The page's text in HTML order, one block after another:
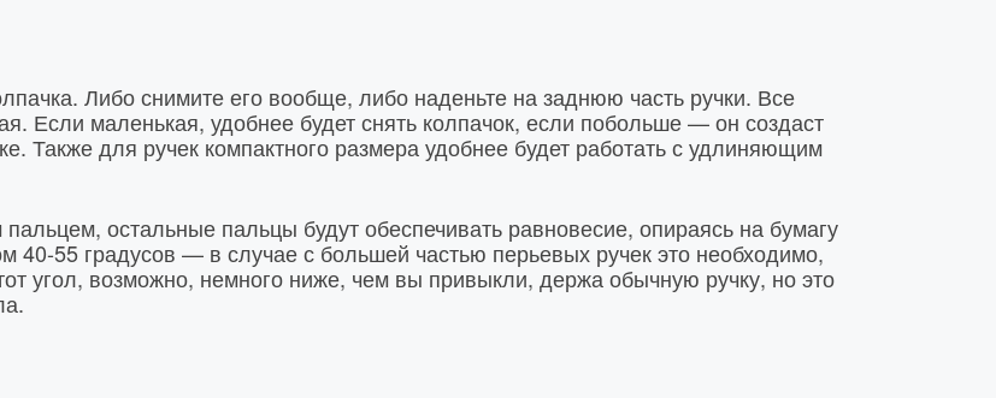
Либо снимите его вообще, либо наденьте на заднюю часть ручки. Все
Если маленькая, удобнее будет снять колпачок, если побольше — он создаст
Также для ручек компактного размера удобнее будет работать с удлиняющим
остальные пальцы будут обеспечивать равновесие, опираясь на бумагу
40-55 градусов — в случае с большей частью перьевых ручек это необходимо,
угол, возможно, немного ниже, чем вы привыкли, держа обычную ручку, но это